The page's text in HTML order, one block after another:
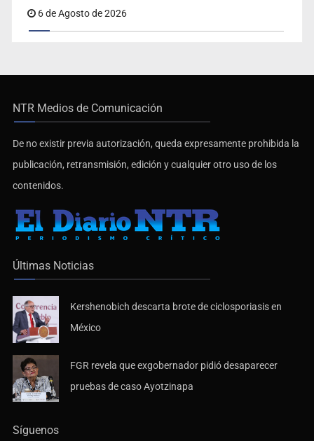
6 de Agosto de 2026
NTR Medios de Comunicación
De no existir previa autorización, queda expresamente prohibida la
publicación, retransmisión, edición y cualquier otro uso de los
contenidos.
Últimas Noticias
Kershenobich descarta brote de ciclosporiasis en
México
FGR revela que exgobernador pidió desaparecer
pruebas de caso Ayotzinapa
Síguenos